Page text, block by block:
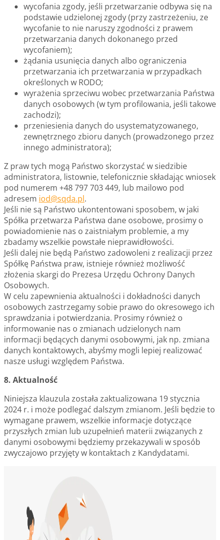
wycofania zgody, jeśli przetwarzanie odbywa się na
podstawie udzielonej zgody (przy zastrzeżeniu, ze
wycofanie to nie naruszy zgodności z prawem
przetwarzania danych dokonanego przed
wycofaniem);
żądania usunięcia danych albo ograniczenia
przetwarzania ich przetwarzania w przypadkach
określonych w RODO;
wyrażenia sprzeciwu wobec przetwarzania Państwa
danych osobowych (w tym profilowania, jeśli takowe
zachodzi);
przeniesienia danych do usystematyzowanego,
zewnętrznego zbioru danych (prowadzonego przez
innego administratora);
Z praw tych mogą Państwo skorzystać w siedzibie
administratora, listownie, telefonicznie składając wniosek
pod numerem +48 797 703 449, lub mailowo pod
adresem iod@sqda.pl.
Jeśli nie są Państwo ukontentowani sposobem, w jaki
Spółka przetwarza Państwa dane osobowe, prosimy o
powiadomienie nas o zaistniałym problemie, a my
zbadamy wszelkie powstałe nieprawidłowości.
Jeśli dalej nie będą Państwo zadowoleni z realizacji przez
Spółkę Państwa praw, istnieje również możliwość
złożenia skargi do Prezesa Urzędu Ochrony Danych
Osobowych.
W celu zapewnienia aktualności i dokładności danych
osobowych zastrzegamy sobie prawo do okresowego ich
sprawdzania i potwierdzania. Prosimy również o
informowanie nas o zmianach udzielonych nam
informacji będących danymi osobowymi, jak np. zmiana
danych kontaktowych, abyśmy mogli lepiej realizować
nasze usługi względem Państwa.
8. Aktualność
Niniejsza klauzula została zaktualizowana 19 stycznia
2024 r. i może podlegać dalszym zmianom. Jeśli będzie to
wymagane prawem, wszelkie informacje dotyczące
przyszłych zmian lub uzupełnień materii związanych z
danymi osobowymi będziemy przekazywali w sposób
zwyczajowo przyjęty w kontaktach z Kandydatami.